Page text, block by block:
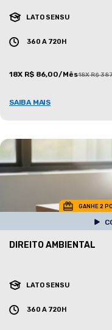
LATO SENSU
360 A 720H
18X R$ 86,00/Mês18X R$
SAIBA MAIS
GANHE 2
DIREITO AMBIENTAL
LATO SENSU
360 A 720H